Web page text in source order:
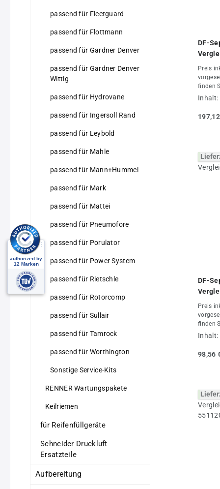
passend für Fleetguard
passend für Flottmann
passend für Gardner Denver
passend für Gardner Denver
Wittig
passend für Hydrovane
passend für Ingersoll Rand
passend für Leybold
passend für Mahle
passend für Mann+Hummel
passend für Mark
passend für Mattei
passend für Pneumofore
passend für Porulator
passend für Power System
passend für Rietschle
passend für Rotorcomp
passend für Sullair
passend für Tamrock
passend für Worthington
Sonstige Service-Kits
RENNER Wartungspakete
Keilriemen
für Reifenfüllgeräte
Schneider Druckluft
Ersatzteile
Aufbereitung
DF-
55015
Preis
finden
Filter -
Ihrem
auf
keine
Inhalt:
DF-
55014
Preis
finden
Filter -
Ihrem
auf
jeder
keine
Inhalt:
98,56